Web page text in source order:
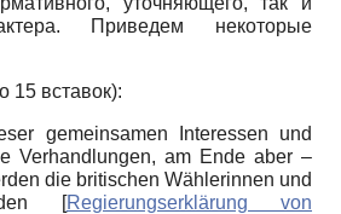
Приведем некоторые
вставок):
gemeinsamen Interessen und
Verhandlungen, am Ende aber –
die britischen Wählerinnen und
[Regierungserklärung von